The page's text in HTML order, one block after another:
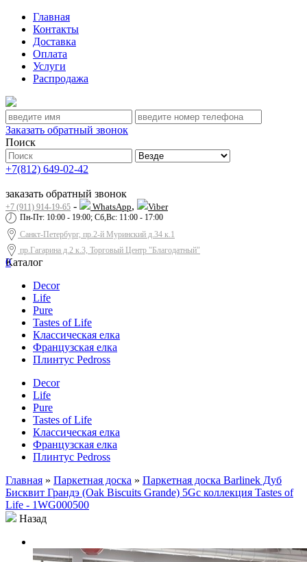
Главная
Контакты
Доставка
Оплата
Услуги
Распродажа
Заказать обратный звонок
Поиск
+7(812) 649-02-42
заказать обратный звонок
+7 (911) 914-19-65 - WhatsApp, Viber
Пн-Пт: 10:00 - 19:00; Сб,Вс: 11:00 - 17:00
Санкт-Петербург, пр.2-й Муринский д.34 к.1
пр.Гагарина д.2 к.3, Торговый Центр "Благодатный"
0
Каталог
Decor
Life
Pure
Tastes of Life
Классическая елка
Французская елка
Плинтус Pedross
Decor
Life
Pure
Tastes of Life
Классическая елка
Французская елка
Плинтус Pedross
Главная » Паркетная доска » Паркетная доска Barlinek Дуб
Бисквит Грандэ (Oak Biscuits Grande) 5Gc коллекция Tastes of
Life - 1WG000500
Назад